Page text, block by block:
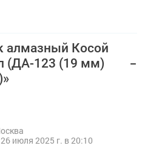
алмазный Косой
(ДА-123 (19 мм)
июля 2025 г. в 20:10